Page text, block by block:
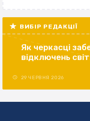
ВИБІР РЕДАКЦІЇ
Як черкасці
відключень
29 ЧЕРВНЯ 2026